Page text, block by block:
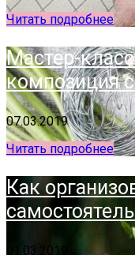
Читать подробнее
Мастер-
композиция
07.03.2019
Читать подробнее
Как
01.03.2019